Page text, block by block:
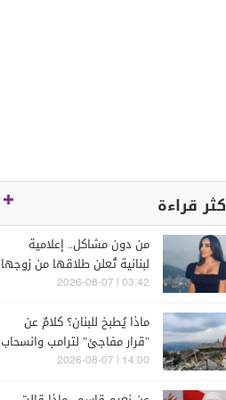
قراءة
من دون مشاكل.. إعلامية
لبنانية تُعلن طلاقها من زوجها
رجل الأعمال
03:42 | 2026-08-07
ماذا يُطبخ للبنان؟ كلامٌ عن
"قرار مفاجئ" لترامب وانسحاب
إسرائيل
14:00 | 2026-08-07